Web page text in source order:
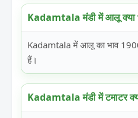
Kadamtala मंडी में आलू क्या
Kadamtala में आलू का भाव
हैं।
Kadamtala मंडी में टमाटर